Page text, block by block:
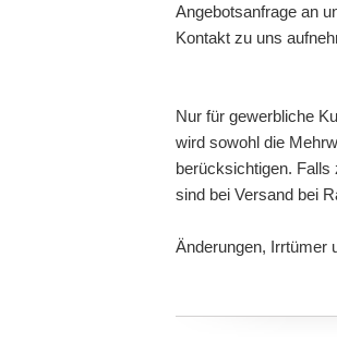
Angebotsanfrage an
Kontakt zu uns
Nur für gewerbliche
wird sowohl die
berücksichtigen.
sind bei Versand bei
Änderungen, Irrtümer